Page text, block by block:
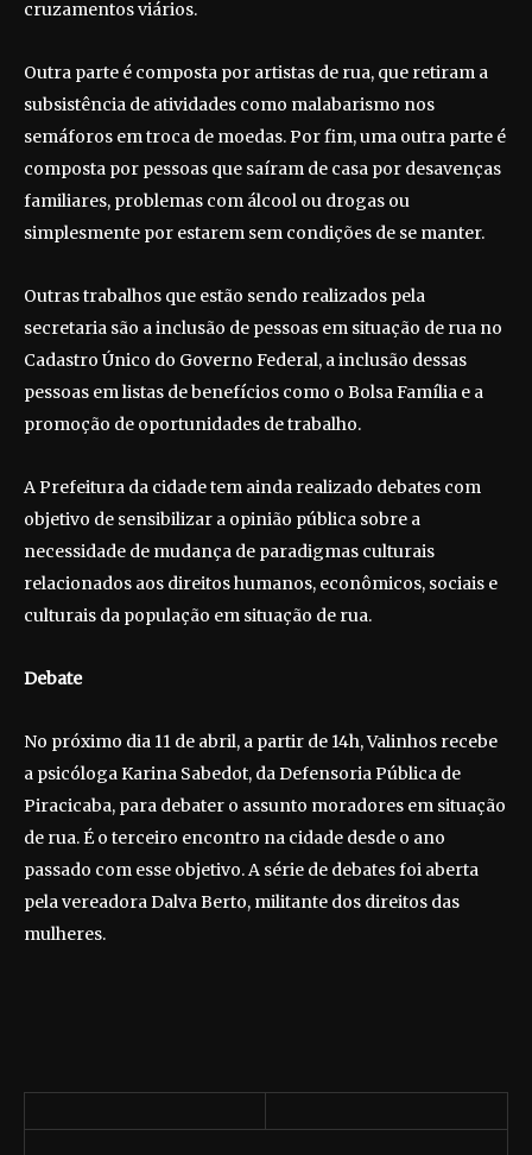
cruzamentos viários.
Outra parte é composta por artistas de rua, que retiram a
subsistência de atividades como malabarismo nos
semáforos em troca de moedas. Por fim, uma outra parte é
composta por pessoas que saíram de casa por desavenças
familiares, problemas com álcool ou drogas ou
simplesmente por estarem sem condições de se manter.
Outras trabalhos que estão sendo realizados pela
secretaria são a inclusão de pessoas em situação de rua no
Cadastro Único do Governo Federal, a inclusão dessas
pessoas em listas de benefícios como o Bolsa Família e a
promoção de oportunidades de trabalho.
A Prefeitura da cidade tem ainda realizado debates com
objetivo de sensibilizar a opinião pública sobre a
necessidade de mudança de paradigmas culturais
relacionados aos direitos humanos, econômicos, sociais e
culturais da população em situação de rua.
Debate
No próximo dia 11 de abril, a partir de 14h, Valinhos recebe
a psicóloga Karina Sabedot, da Defensoria Pública de
Piracicaba, para debater o assunto moradores em situação
de rua. É o terceiro encontro na cidade desde o ano
passado com esse objetivo. A série de debates foi aberta
pela vereadora Dalva Berto, militante dos direitos das
mulheres.